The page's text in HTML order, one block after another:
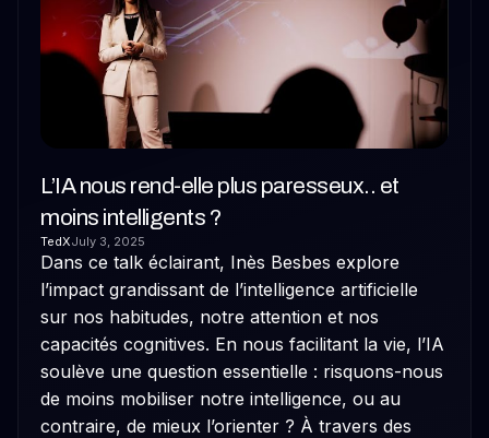
L’IA nous rend-elle plus paresseux.. et
moins intelligents ?
TedXJuly 3, 2025
Dans ce talk éclairant, Inès Besbes explore
l’impact grandissant de l’intelligence artificielle
sur nos habitudes, notre attention et nos
capacités cognitives. En nous facilitant la vie, l’IA
soulève une question essentielle : risquons-nous
de moins mobiliser notre intelligence, ou au
contraire, de mieux l’orienter ? À travers des